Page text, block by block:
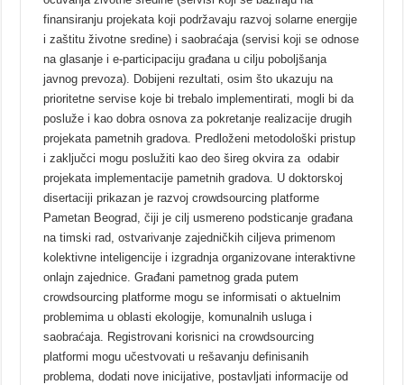
finansiranju projekata koji podržavaju razvoj solarne energije
i zaštitu životne sredine) i saobraćaja (servisi koji se odnose
na glasanje i e-participaciju građana u cilju poboljšanja
javnog prevoza). Dobijeni rezultati, osim što ukazuju na
prioritetne servise koje bi trebalo implementirati, mogli bi da
posluže i kao dobra osnova za pokretanje realizacije drugih
projekata pametnih gradova. Predloženi metodološki pristup
i zaključci mogu poslužiti kao deo šireg okvira za odabir
projekata implementacije pametnih gradova. U doktorskoj
disertaciji prikazan je razvoj crowdsourcing platforme
Pametan Beograd, čiji je cilj usmereno podsticanje građana
na timski rad, ostvarivanje zajedničkih ciljeva primenom
kolektivne inteligencije i izgradnja organizovane interaktivne
onlajn zajednice. Građani pametnog grada putem
crowdsourcing platforme mogu se informisati o aktuelnim
problemima u oblasti ekologije, komunalnih usluga i
saobraćaja. Registrovani korisnici na crowdsourcing
platformi mogu učestvovati u rešavanju definisanih
problema, dodati nove inicijative, postavljati informacije od